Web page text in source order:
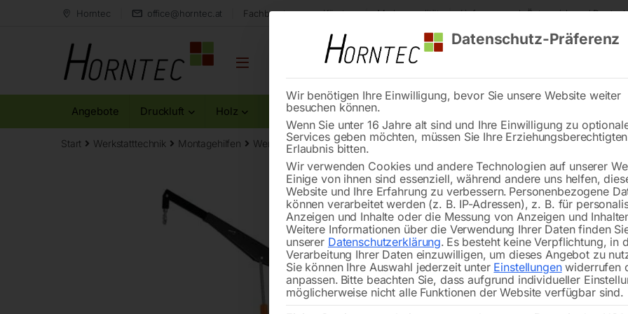
Horntec office@horntec.at Fachberatung aus Kärnten Markenqualität Lieferung nach Österreich und
Angebote Druckluft Holz Metall Reinigung
Start Werkstatttechnik Montagehilfen Werkstattkran WK 1000
🔍
Paralleles Fahrwerk zum Umfahren
Datenschutz-Präferenz
Wir benötigen Ihre Einwilligung, bevor Sie unsere Website weiter
besuchen können.
Wenn Sie unter 16 Jahre alt sind und Ihre Einwilligung zu
Services geben möchten, müssen Sie Ihre
Erlaubnis bitten.
Wir verwenden Cookies und andere Technologien auf unserer
Einige von ihnen sind essenziell, während andere uns helfen,
Website und Ihre Erfahrung zu verbessern. Personenbezogene
können verarbeitet werden (z. B. IP-Adressen), z. B. für
Anzeigen und Inhalte oder die Messung von Anzeigen und
Weitere Informationen über die Verwendung Ihrer Daten finden
unserer Datenschutzerklärung. Es besteht keine Verpflichtung, in
Verarbeitung Ihrer Daten einzuwilligen, um dieses Angebot zu
Sie können Ihre Auswahl jederzeit unter Einstellungenwiderrufen
anpassen. Bitte beachten Sie, dass aufgrund individueller
möglicherweise nicht alle Funktionen der Website verfügbar sind.